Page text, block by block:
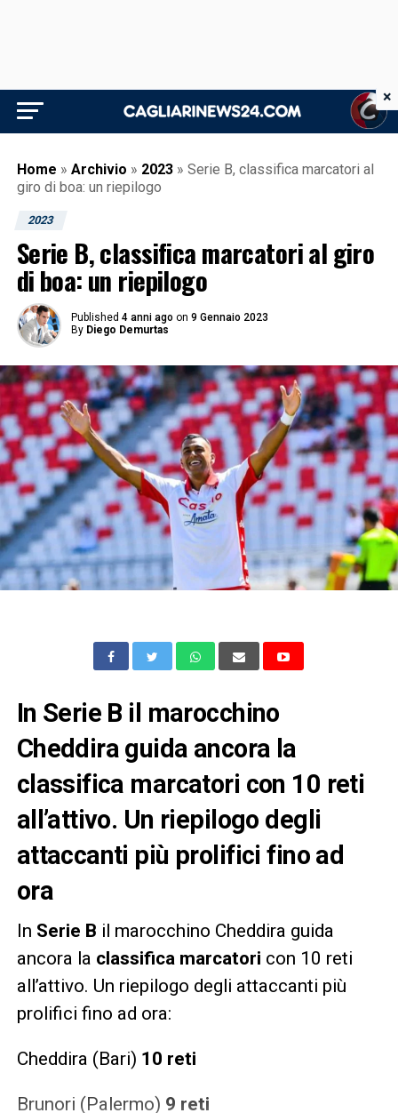
Home » Archivio » 2023 » Serie B, classifica marcatori al
giro di boa: un riepilogo
2023
Serie B, classifica marcatori al giro
di boa: un riepilogo
Published 4 anni ago on 9 Gennaio 2023
By Diego Demurtas
In Serie B il marocchino
Cheddira guida ancora la
classifica marcatori con 10 reti
all’attivo. Un riepilogo degli
attaccanti più prolifici fino ad
ora
In Serie B il marocchino Cheddira guida
ancora la classifica marcatori con 10 reti
all’attivo. Un riepilogo degli attaccanti più
prolifici fino ad ora:
Cheddira (Bari) 10 reti
Brunori (Palermo) 9 reti
×